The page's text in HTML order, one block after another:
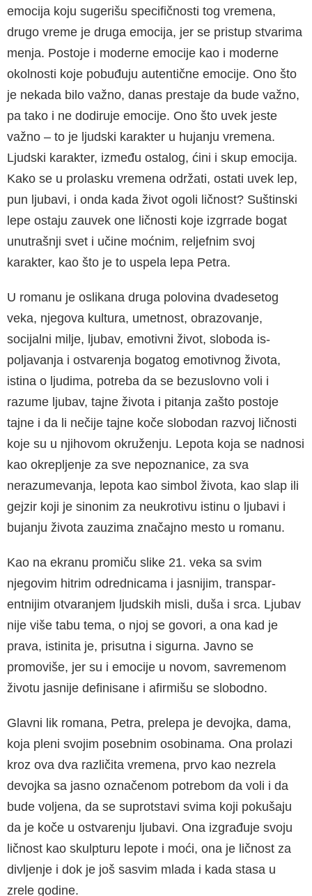
emocija koju sugerišu specifičnosti tog vremena,
drugo vreme je druga emocija, jer se pristup stvarima
menja. Postoje i moderne emocije kao i moderne
okolnosti koje pobuđuju autentične emocije. Ono što
je nekada bilo važno, danas prestaje da bude važno,
pa tako i ne dodiruje emocije. Ono što uvek jeste
važno – to je ljudski karakter u hujanju vremena.
Ljud­ski karakter, između ostalog, ćini i skup emocija.
Kako se u prolasku vremena održati, ostati uvek lep,
pun ljubavi, i onda kada život ogoli ličnost? Suštinski
lepe ostaju zauvek one ličnosti koje izgrrade bogat
unutrašnji svet i učine moćnim, reljefnim svoj
karakter, kao što je to uspela lepa Petra.
U romanu je oslikana druga polovina dvadesetog
veka, njegova kultura, umetnost, obrazovanje,
socijalni milje, ljubav, emotivni život, sloboda is­
poljavanja i ostvarenja bogatog emotivnog živo­ta,
istina o ljudima, potreba da se bezuslovno voli i
razume ljubav, tajne života i pitanja zašto pos­toje
tajne i da li nečije tajne koče slobodan razvoj ličnosti
koje su u njihovom okruženju. Lepota koja se nadnosi
kao okrepljenje za sve nepoznanice, za sva
nerazumevanja, lepota kao simbol života, kao slap ili
gejzir koji je sinonim za neukrotivu is­tinu o ljubavi i
bujanju života zauzima značajno mesto u romanu.
Kao na ekranu promiču slike 21. veka sa svim
njegovim hitrim odrednicama i jasnijim, transpar­
entnijim otvaranjem ljudskih misli, duša i srca. Ljubav
nije više tabu tema, o njoj se govori, a ona kad je
prava, istinita je, prisutna i sigurna. Javno se
promoviše, jer su i emocije u novom, savre­menom
životu jasnije definisane i afirmišu se slobodno.
Glavni lik romana, Petra, prelepa je devojka, dama,
koja pleni svojim posebnim osobinama. Ona prolazi
kroz ova dva različita vremena, prvo kao nezrela
devojka sa jasno označenom po­trebom da voli i da
bude voljena, da se suprot­stavi svima koji pokušaju
da je koče u ostvarenju ljubavi. Ona izgrađuje svoju
ličnost kao skulpturu lepote i moći, ona je ličnost za
divljenje i dok je još sasvim mlada i kada stasa u
zrele godine.